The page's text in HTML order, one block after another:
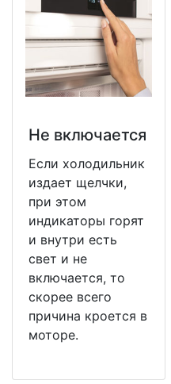
Не включается
Если холодильник
издает щелчки,
при этом
индикаторы горят
и внутри есть
свет и не
включается, то
скорее всего
причина кроется в
моторе.